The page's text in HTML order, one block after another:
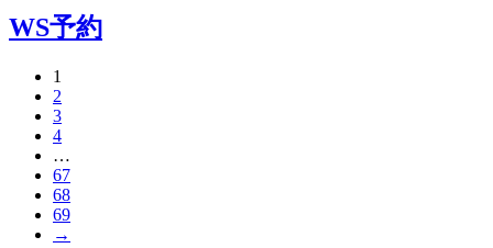
WS予約
1
2
3
4
…
67
68
69
→